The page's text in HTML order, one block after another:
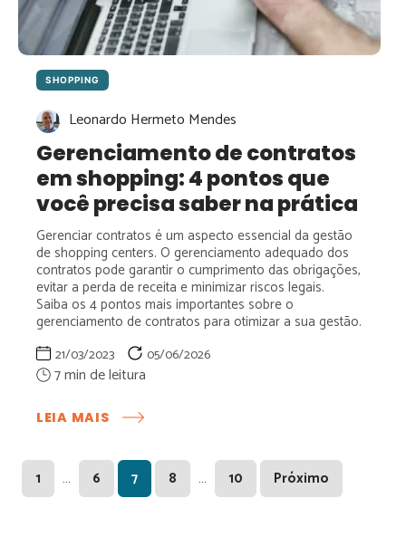
SHOPPING
Leonardo Hermeto Mendes
Gerenciamento de contratos
em shopping: 4 pontos que
você precisa saber na prática
Gerenciar contratos é um aspecto essencial da gestão
de shopping centers. O gerenciamento adequado dos
contratos pode garantir o cumprimento das obrigações,
evitar a perda de receita e minimizar riscos legais.
Saiba os 4 pontos mais importantes sobre o
gerenciamento de contratos para otimizar a sua gestão.
21/03/2023 05/06/2026
LEIA MAIS
GERENCIAMENTO
CONTRATOS
SHOPPING:
Page
1 … Page
6 Page
7 Page
8 … Page
10 Próximo